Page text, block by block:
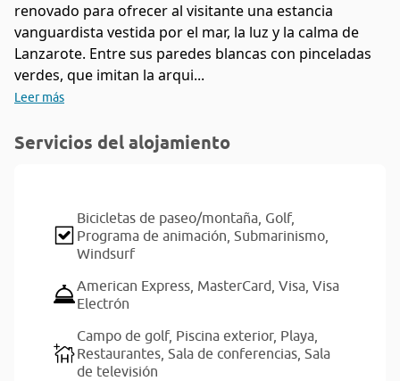
renovado para ofrecer al visitante una estancia
vanguardista vestida por el mar, la luz y la calma de
Lanzarote. Entre sus paredes blancas con pinceladas
verdes, que imitan la arqui...
Leer más
Servicios del alojamiento
Bicicletas de paseo/montaña, Golf,
Programa de animación, Submarinismo,
Windsurf
American Express, MasterCard, Visa, Visa
Electrón
Campo de golf, Piscina exterior, Playa,
Restaurantes, Sala de conferencias, Sala
de televisión